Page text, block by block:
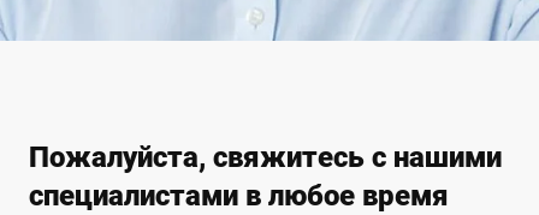
Пожалуйста, свяжитесь с нашими
специалистами в любое время